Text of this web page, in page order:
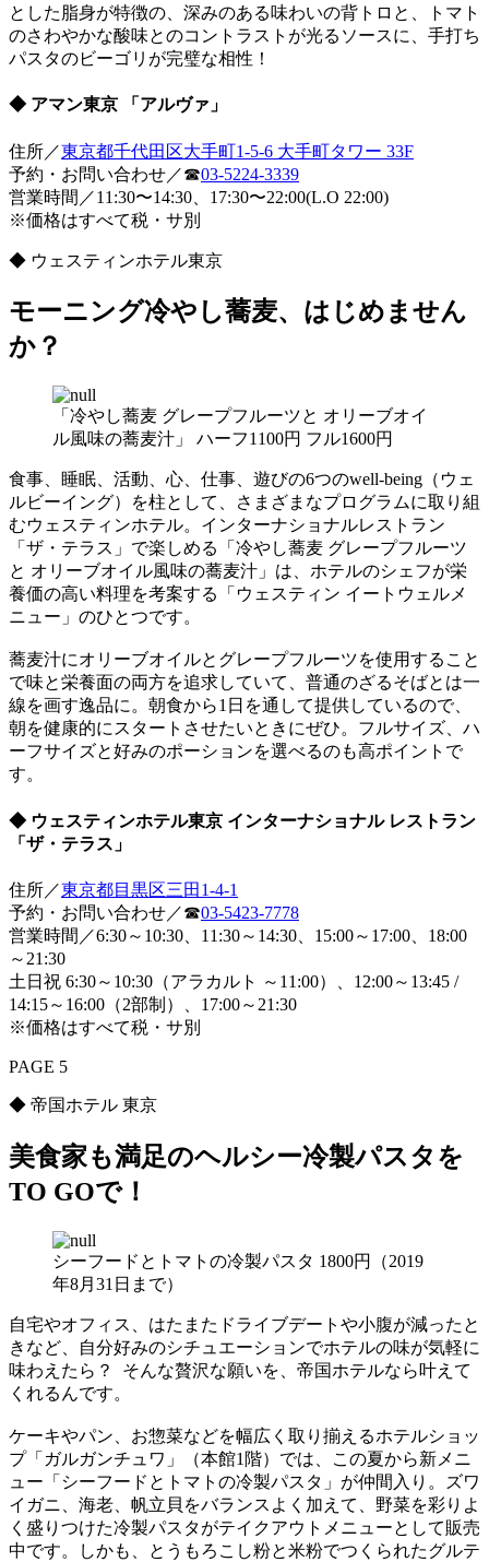
とした脂身が特徴の、深みのある味わいの背トロと、トマト
のさわやかな酸味とのコントラストが光るソースに、手打ち
パスタのビーゴリが完璧な相性！
◆ アマン東京 「アルヴァ」
住所／東京都千代田区大手町1-5-6 大手町タワー 33F
予約・お問い合わせ／☎03-5224-3339
営業時間／11:30〜14:30、17:30〜22:00(L.O 22:00)
※価格はすべて税・サ別
◆ ウェスティンホテル東京
モーニング冷やし蕎麦、はじめません
か？
「冷やし蕎麦 グレープフルーツと オリーブオイ
ル風味の蕎麦汁」 ハーフ1100円 フル1600円
食事、睡眠、活動、心、仕事、遊びの6つのwell-being（ウェ
ルビーイング）を柱として、さまざまなプログラムに取り組
むウェスティンホテル。インターナショナルレストラン
「ザ・テラス」で楽しめる「冷やし蕎麦 グレープフルーツ
と オリーブオイル風味の蕎麦汁」は、ホテルのシェフが栄
養価の高い料理を考案する「ウェスティン イートウェルメ
ニュー」のひとつです。
蕎麦汁にオリーブオイルとグレープフルーツを使用すること
で味と栄養面の両方を追求していて、普通のざるそばとは一
線を画す逸品に。朝食から1日を通して提供しているので、
朝を健康的にスタートさせたいときにぜひ。フルサイズ、ハ
ーフサイズと好みのポーションを選べるのも高ポイントで
す。
◆ ウェスティンホテル東京 インターナショナル レストラン
「ザ・テラス」
住所／東京都目黒区三田1-4-1
予約・お問い合わせ／☎03-5423-7778
営業時間／6:30～10:30、11:30～14:30、15:00～17:00、18:00
～21:30
土日祝 6:30～10:30（アラカルト ～11:00）、12:00～13:45 /
14:15～16:00（2部制）、17:00～21:30
※価格はすべて税・サ別
PAGE 5
◆ 帝国ホテル 東京
美食家も満足のヘルシー冷製パスタを
TO GOで！
シーフードとトマトの冷製パスタ 1800円（2019
年8月31日まで）
自宅やオフィス、はたまたドライブデートや小腹が減ったと
きなど、自分好みのシチュエーションでホテルの味が気軽に
味わえたら？ そんな贅沢な願いを、帝国ホテルなら叶えて
くれるんです。
ケーキやパン、お惣菜などを幅広く取り揃えるホテルショッ
プ「ガルガンチュワ」（本館1階）では、この夏から新メニ
ュー「シーフードとトマトの冷製パスタ」が仲間入り。ズワ
イガニ、海老、帆立貝をバランスよく加えて、野菜を彩りよ
く盛りつけた冷製パスタがテイクアウトメニューとして販売
中です。しかも、とうもろこし粉と米粉でつくられたグルテ